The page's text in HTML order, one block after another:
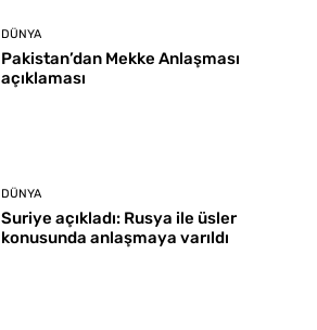
DÜNYA
Pakistan’dan Mekke Anlaşması
açıklaması
DÜNYA
Suriye açıkladı: Rusya ile üsler
konusunda anlaşmaya varıldı